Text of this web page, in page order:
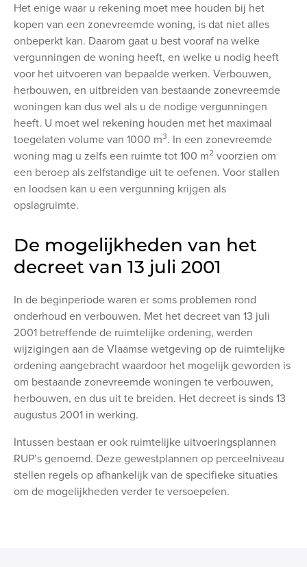
Het enige waar u rekening moet mee houden bij het
kopen van een zonevreemde woning, is dat niet alles
onbeperkt kan. Daarom gaat u best vooraf na welke
vergunningen de woning heeft, en welke u nodig heeft
voor het uitvoeren van bepaalde werken. Verbouwen,
herbouwen, en uitbreiden van bestaande zonevreemde
woningen kan dus wel als u de nodige vergunningen
heeft. U moet wel rekening houden met het maximaal
toegelaten volume van 1000 m3. In een zonevreemde
woning mag u zelfs een ruimte tot 100 m2 voorzien om
een beroep als zelfstandige uit te oefenen. Voor stallen
en loodsen kan u een vergunning krijgen als
opslagruimte.
De mogelijkheden van het
decreet van 13 juli 2001
In de beginperiode waren er soms problemen rond
onderhoud en verbouwen. Met het decreet van 13 juli
2001 betreffende de ruimtelijke ordening, werden
wijzigingen aan de Vlaamse wetgeving op de ruimtelijke
ordening aangebracht waardoor het mogelijk geworden is
om bestaande zonevreemde woningen te verbouwen,
herbouwen, en dus uit te breiden. Het decreet is sinds 13
augustus 2001 in werking.
Intussen bestaan er ook ruimtelijke uitvoeringsplannen
RUP’s genoemd. Deze gewestplannen op perceelniveau
stellen regels op afhankelijk van de specifieke situaties
om de mogelijkheden verder te versoepelen.